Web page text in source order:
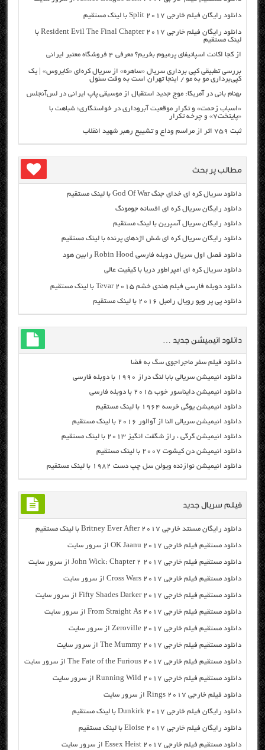
دانلود رایگان فیلم خارجی Split 2017 با لینک مستقیم
دانلود رایگان فیلم خارجی Resident Evil The Final Chapter 2017 با
لینک مستقیم
از کجا اکانت اسپاتیفای پرمیوم بخریم؟ معرفی ۴ فروشگاه معتبر ایرانی
بررسی تطبیقی کپی برداری سریال «ساهره» از سریال کره‌ای «کایروس» | یک
کپی‌برداری مو به مو / اینجا تهران است به وقت سئول
بهنام بانی در آمریکا: موج جدید استقبال از موسیقی پاپ ایرانی در لس‌آنجلس
«اسباب زحمت» و تکرار موقعیت آبروداری در خواستگاری؛ شباهت با
«پایتخت۷» و چرخه تکرار
ثبت ۷۵۹ اثر از مراسم وداع و تشییع رهبر شهید انقلاب
مطالب پر بحث
دانلود سریال کره ای خدای جنگ God Of War با لینک مستقیم
دانلود رایگان سریال کره ای افسانه جومونگ
دانلود رایگان سریال آسپرین با لینک مستقیم
دانلود رایگان سریال کره ای شش اژدهای پرنده با لینک مستقیم
دانلود فصل اول سریال دوبله فارسی Robin Hood رابین هود
دانلود سریال کره ای امپراطور دریا با کیفیت عالی
دانلود دوبله فارسی فیلم هندی خشم Tevar ۲۰۱۵ با لینک مستقیم
دانلود پی پر ویو رویال رامبل ۲۰۱۶ با لینک مستقیم
دانلود انیمیشن جدید …
دانلود فیلم سفر ماجراجوی سگ به فضا
دانلود انیمیشن سریالی بابا لنگ دراز ۱۹۹۰ با دوبله فارسی
دانلود انیمیشن دایناسور خوب ۲۰۱۵ با دوبله فارسی
دانلود انیمیشن یوگی خرسه ۱۹۶۴ با لینک مستقیم
دانلود انیمیشن سریالی النا از آوالور ۲۰۱۶ با لینک مستقیم
دانلود انیمیشن گرگی ، راز شگفت انگیز ۲۰۱۳ با لینک مستقیم
دانلود انیمیشن دن کیشوت ۲۰۰۷ با لینک مستقیم
دانلود انیمیشن نوازنده ویولن سل چپ دست ۱۹۸۲ با لینک مستقیم
فیلم سریال جدید
دانلود رایگان مسنتد خارجی Britney Ever After 2017 با لینک مستقیم
دانلود مستقیم فیلم خارجی OK Jaanu 2017 از سرور سایت
دانلود مستقیم فیلم خارجی John Wick: Chapter 2 2017 از سرور سایت
دانلود مستقیم فیلم خارجی Cross Wars 2017 از سرور سایت
دانلود مستقیم فیلم خارجی Fifty Shades Darker 2017 از سرور سایت
دانلود مستقیم فیلم خارجی From Straight As 2017 از سرور سایت
دانلود مستقیم فیلم خارجی Zeroville 2017 از سرور سایت
دانلود مستقیم فیلم خارجی The Mummy 2017 از سرور سایت
دانلود مستقیم فیلم خارجی The Fate of the Furious 2017 از سرور سایت
دانلود مستقیم فیلم خارجی Running Wild 2017 از سرور سایت
دانلود فیلم خارجی Rings 2017 از سرور سایت
دانلود رایگان فیلم خارجی Dunkirk 2017 با لینک مستقیم
دانلود رایگان فیلم خارجی Eloise 2017 با لینک مستقیم
دانلود مستقیم فیلم خارجی Essex Heist 2017 از سرور سایت